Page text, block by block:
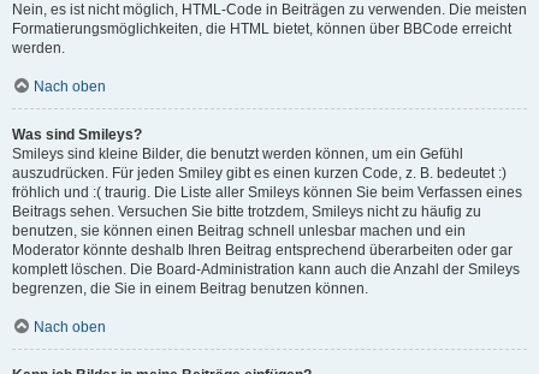
Nein, es ist nicht möglich, HTML-Code in Beiträgen zu verwenden. Die meisten
Formatierungsmöglichkeiten, die HTML bietet, können über BBCode erreicht
werden.
Nach oben
Was sind Smileys?
Smileys sind kleine Bilder, die benutzt werden können, um ein Gefühl
auszudrücken. Für jeden Smiley gibt es einen kurzen Code, z. B. bedeutet :)
fröhlich und :( traurig. Die Liste aller Smileys können Sie beim Verfassen eines
Beitrags sehen. Versuchen Sie bitte trotzdem, Smileys nicht zu häufig zu
benutzen, sie können einen Beitrag schnell unlesbar machen und ein
Moderator könnte deshalb Ihren Beitrag entsprechend überarbeiten oder gar
komplett löschen. Die Board-Administration kann auch die Anzahl der Smileys
begrenzen, die Sie in einem Beitrag benutzen können.
Nach oben